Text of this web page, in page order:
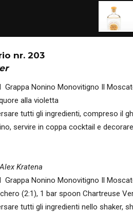
nr. 203
Grappa Nonino Monovitigno Il
alla violetta
tutti gli ingredienti, compreso il
servire in coppa cocktail e
Kratena
Grappa Nonino Monovitigno Il
(2:1), 1 bar spoon Chartreuse
tutti gli ingredienti nello shaker,